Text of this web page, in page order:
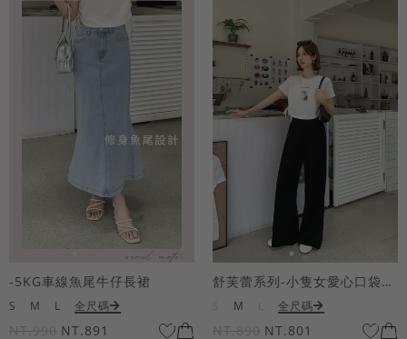
-5KG車線魚尾牛仔長裙
S M L 全尺碼
NT.990 NT.891
舒芙蕾系列-小隻女愛心口袋寬褲
M 全尺碼
NT.890 NT.801